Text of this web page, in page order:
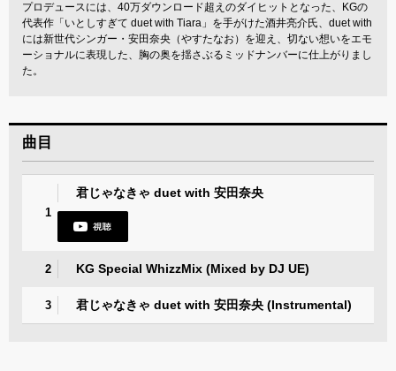
プロデュースには、40万ダウンロード超えのダイヒットとなった、KGの
代表作「いとしすぎて duet with Tiara」を手がけた酒井亮介氏、duet with
には新世代シンガー・安田奈央（やすたなお）を迎え、切ない想いをエモ
ーショナルに表現した、胸の奥を揺さぶるミッドナンバーに仕上がりまし
た。
曲目
1
君じゃなきゃ duet with 安田奈央
2 KG Special WhizzMix (Mixed by DJ UE)
3 君じゃなきゃ duet with 安田奈央 (Instrumental)